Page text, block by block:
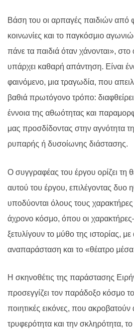
Βάση του οι αρπαγές παιδιών από
κοινωνίες και το παγκόσμιο
πάνε τα παιδιά όταν χάνονται», στο
υπάρχει καθαρή απάντηση. Είναι
φαινόμενο, μια τραγωδία, που
βαθιά πρωτόγονο τρόπο:
έννοια της αθωότητας και
μας προσδίδοντας στην αγνότητα
ρυπαρής ή δυσοίωνης διάστασης.
Ο συγγραφέας του έργου ορίζει τη
αυτού του έργου, επιλέγοντας δυο
υποδύονται όλους τους
άχρονο κόσμο, όπου οι χαρακτήρες
ξετυλίγουν το μύθο της ιστορίας,
αναπαράσταση και το «θέατρο
Η σκηνοθέτις της παράστασης
προσεγγίζει τον παράδοξο κόσμο
ποιητικές εικόνες, που
τρυφερότητα και την σκληρότητα,